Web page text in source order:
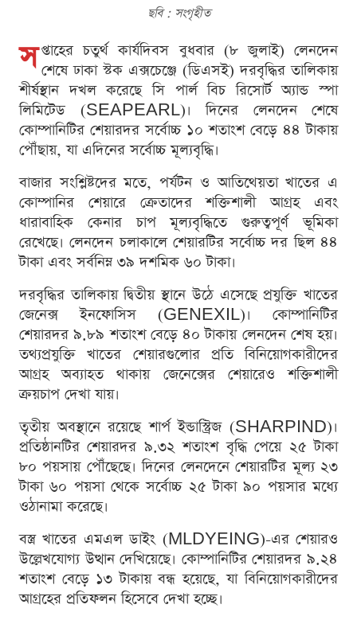
ছবি : সংগৃহীত
স প্তাহের চতুর্থ কার্যদিবস বুধবার (৮ জুলাই) লেনদেন
শেষে ঢাকা স্টক এক্সচেঞ্জে (ডিএসই) দরবৃদ্ধির তালিকায়
শীর্ষস্থান দখল করেছে সি পার্ল বিচ রিসোর্ট অ্যান্ড স্পা
লিমিটেড (SEAPEARL)। দিনের লেনদেন শেষে
কোম্পানিটির শেয়ারদর সর্বোচ্চ ১০ শতাংশ বেড়ে ৪৪ টাকায়
পৌঁছায়, যা এদিনের সর্বোচ্চ মূল্যবৃদ্ধি।
বাজার সংশ্লিষ্টদের মতে, পর্যটন ও আতিথেয়তা খাতের এ
কোম্পানির শেয়ারে ক্রেতাদের শক্তিশালী আগ্রহ এবং
ধারাবাহিক কেনার চাপ মূল্যবৃদ্ধিতে গুরুত্বপূর্ণ ভূমিকা
রেখেছে। লেনদেন চলাকালে শেয়ারটির সর্বোচ্চ দর ছিল ৪৪
টাকা এবং সর্বনিম্ন ৩৯ দশমিক ৬০ টাকা।
দরবৃদ্ধির তালিকায় দ্বিতীয় স্থানে উঠে এসেছে প্রযুক্তি খাতের
জেনেক্স ইনফোসিস (GENEXIL)। কোম্পানিটির
শেয়ারদর ৯.৮৯ শতাংশ বেড়ে ৪০ টাকায় লেনদেন শেষ হয়।
তথ্যপ্রযুক্তি খাতের শেয়ারগুলোর প্রতি বিনিয়োগকারীদের
আগ্রহ অব্যাহত থাকায় জেনেক্সের শেয়ারেও শক্তিশালী
ক্রয়চাপ দেখা যায়।
তৃতীয় অবস্থানে রয়েছে শার্প ইন্ডাস্ট্রিজ (SHARPIND)।
প্রতিষ্ঠানটির শেয়ারদর ৯.৩২ শতাংশ বৃদ্ধি পেয়ে ২৫ টাকা
৮০ পয়সায় পৌঁছেছে। দিনের লেনদেনে শেয়ারটির মূল্য ২৩
টাকা ৬০ পয়সা থেকে সর্বোচ্চ ২৫ টাকা ৯০ পয়সার মধ্যে
ওঠানামা করেছে।
বস্ত্র খাতের এমএল ডাইং (MLDYEING)-এর শেয়ারও
উল্লেখযোগ্য উত্থান দেখিয়েছে। কোম্পানিটির শেয়ারদর ৯.২৪
শতাংশ বেড়ে ১৩ টাকায় বন্ধ হয়েছে, যা বিনিয়োগকারীদের
আগ্রহের প্রতিফলন হিসেবে দেখা হচ্ছে।